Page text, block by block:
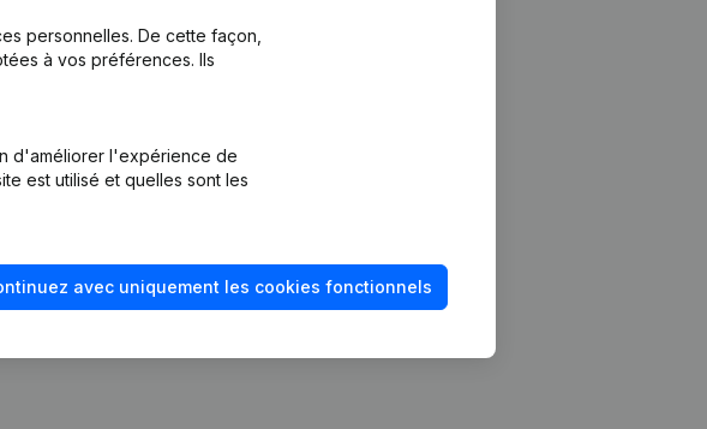
personnelles. De cette façon,
à vos préférences. Ils
d'améliorer l'expérience de
est utilisé et quelles sont les
avec uniquement les cookies fonctionnels
fraude
Consulter des comptes annuels
Vérification de la solvabilité